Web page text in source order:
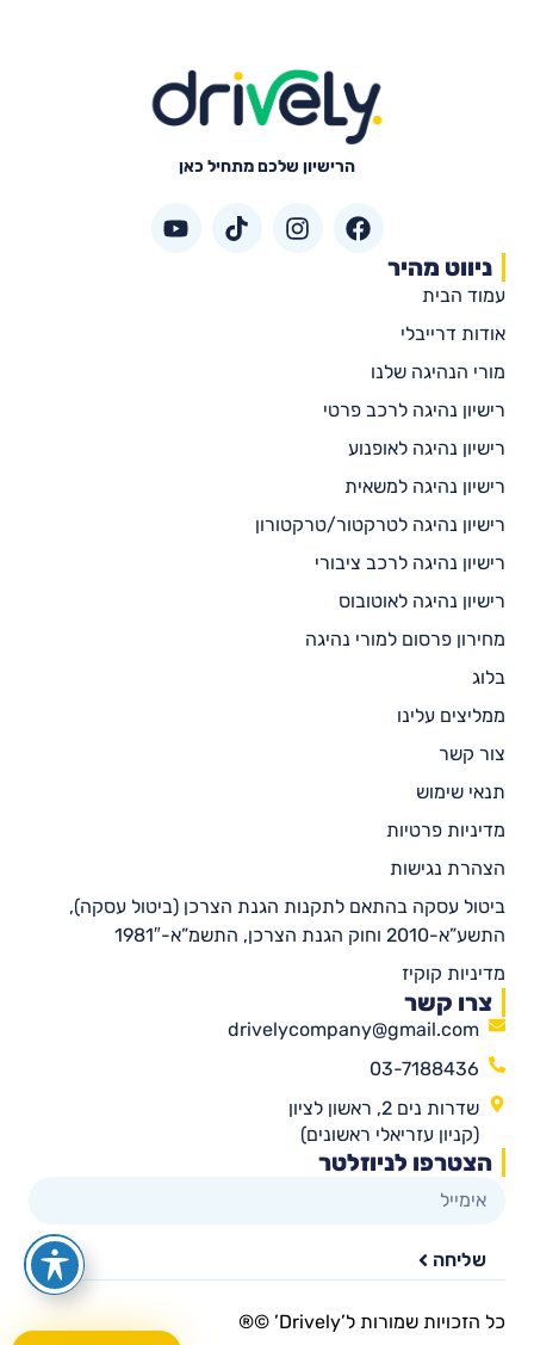
הרישיון שלכם מתחיל כאן
ניווט מהיר
עמוד הבית
אודות דרייבלי
מורי הנהיגה שלנו
רישיון נהיגה לרכב פרטי
רישיון נהיגה לאופנוע
רישיון נהיגה למשאית
רישיון נהיגה לטרקטור/טרקטורון
רישיון נהיגה לרכב ציבורי
רישיון נהיגה לאוטובוס
מחירון פרסום למורי נהיגה
בלוג
ממליצים עלינו
צור קשר
תנאי שימוש
מדיניות פרטיות
הצהרת נגישות
ביטול עסקה בהתאם לתקנות הגנת הצרכן (ביטול עסקה),
התשע”א-2010 וחוק הגנת הצרכן, התשמ”א-1981″
מדיניות קוקיז
צרו קשר
drivelycompany@gmail.com
03-7188436
שדרות נים 2, ראשון לציון
(קניון עזריאלי ראשונים)
הצטרפו לניוזלטר
שליחה
כל הזכויות שמורות ל’Drively’ ©®​